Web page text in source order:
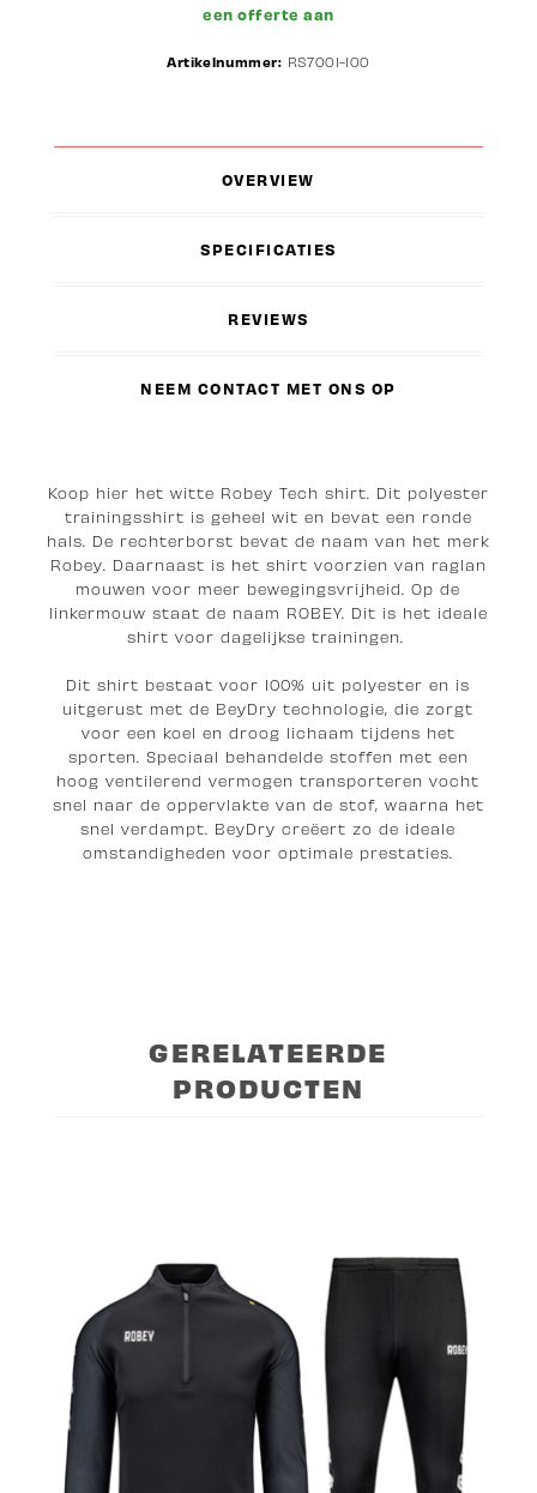
een offerte aan
Artikelnummer: RS7001-100
OVERVIEW
SPECIFICATIES
REVIEWS
NEEM CONTACT MET ONS OP
Koop hier het witte Robey Tech shirt. Dit polyester
trainingsshirt is geheel wit en bevat een ronde
hals. De rechterborst bevat de naam van het merk
Robey. Daarnaast is het shirt voorzien van raglan
mouwen voor meer bewegingsvrijheid. Op de
linkermouw staat de naam ROBEY. Dit is het ideale
shirt voor dagelijkse trainingen.
Dit shirt bestaat voor 100% uit polyester en is
uitgerust met de BeyDry technologie, die zorgt
voor een koel en droog lichaam tijdens het
sporten. Speciaal behandelde stoffen met een
hoog ventilerend vermogen transporteren vocht
snel naar de oppervlakte van de stof, waarna het
snel verdampt. BeyDry creëert zo de ideale
omstandigheden voor optimale prestaties.
GERELATEERDE
PRODUCTEN